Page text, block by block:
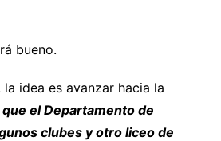
bueno.
idea es avanzar hacia la
el Departamento de
clubes y otro liceo de